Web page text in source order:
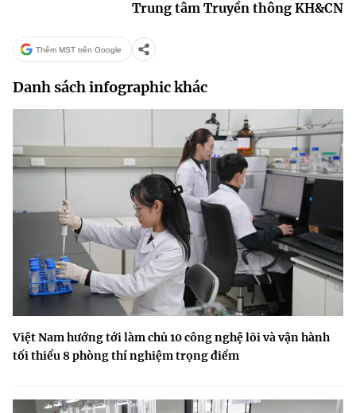
Trung tâm Truyền thông KH&CN
Thêm MST trên Google
Danh sách infographic khác
Việt Nam hướng tới làm chủ 10 công nghệ lõi và vận hành
tối thiểu 8 phòng thí nghiệm trọng điểm